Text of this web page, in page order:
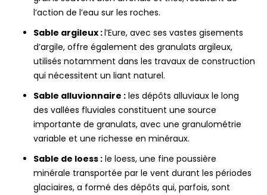
l’action de l’eau sur les roches.
Sable argileux :l’Eure, avec ses vastes gisements
d’argile, offre également des granulats argileux,
utilisés notamment dans les travaux de construction
qui nécessitent un liant naturel.
Sable alluvionnaire : les dépôts alluviaux le long
des vallées fluviales constituent une source
importante de granulats, avec une granulométrie
variable et une richesse en minéraux.
Sable de loess : le loess, une fine poussière
minérale transportée par le vent durant les périodes
glaciaires, a formé des dépôts qui, parfois, sont